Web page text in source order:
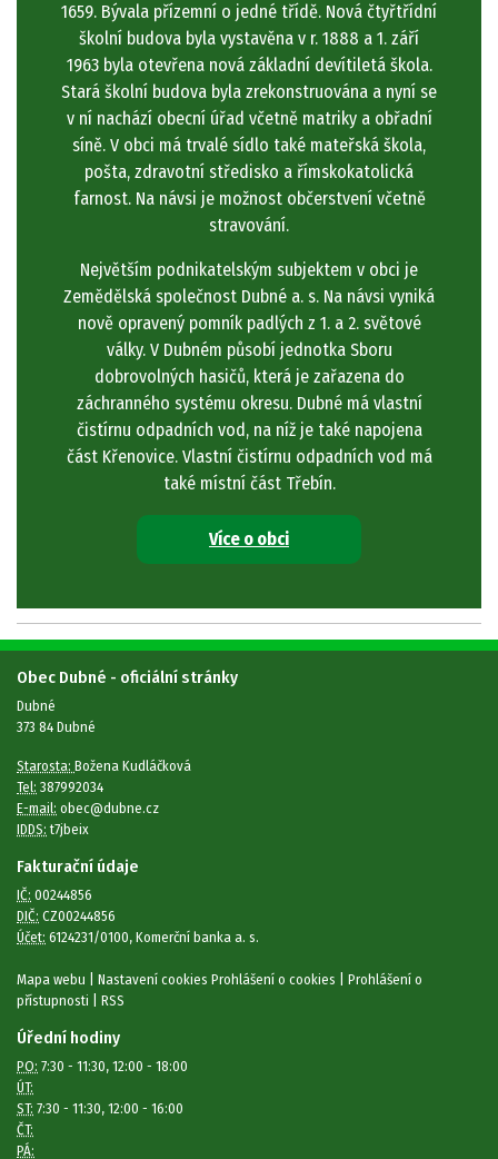
1659. Bývala přízemní o jedné třídě. Nová čtyřtřídní
školní budova byla vystavěna v r. 1888 a 1. září
1963 byla otevřena nová základní devítiletá škola.
Stará školní budova byla zrekonstruována a nyní se
v ní nachází obecní úřad včetně matriky a obřadní
síně. V obci má trvalé sídlo také mateřská škola,
pošta, zdravotní středisko a římskokatolická
farnost. Na návsi je možnost občerstvení včetně
stravování.
Největším podnikatelským subjektem v obci je
Zemědělská společnost Dubné a. s. Na návsi vyniká
nově opravený pomník padlých z 1. a 2. světové
války. V Dubném působí jednotka Sboru
dobrovolných hasičů, která je zařazena do
záchranného systému okresu. Dubné má vlastní
čistírnu odpadních vod, na níž je také napojena
část Křenovice. Vlastní čistírnu odpadních vod má
také místní část Třebín.
Více o obci
Obec Dubné - oficiální stránky
Dubné
373 84 Dubné
Starosta: Božena Kudláčková
Tel: 387992034
E-mail: obec@dubne.cz
IDDS: t7jbeix
Fakturační údaje
IČ: 00244856
DIČ: CZ00244856
Účet: 6124231/0100, Komerční banka a. s.
Mapa webu Nastavení cookies Prohlášení o cookies
Prohlášení o
přístupnosti
RSS
Úřední hodiny
PO: 7:30 - 11:30, 12:00 - 18:00
ÚT:
ST: 7:30 - 11:30, 12:00 - 16:00
ČT:
PÁ: